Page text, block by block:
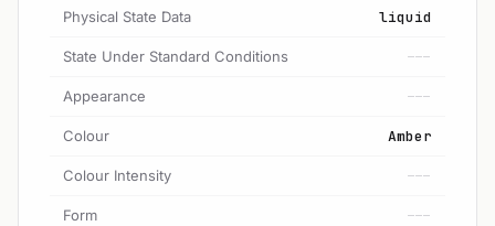
Physical State Data liquid
State Under Standard Conditions ---
Appearance ---
Colour Amber
Colour Intensity ---
Form ---